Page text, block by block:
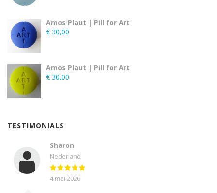
Amos Plaut | Pill for Art
€ 30,00
Amos Plaut | Pill for Art
€ 30,00
TESTIMONIALS
Sharon
Nederland
4 mei 2026